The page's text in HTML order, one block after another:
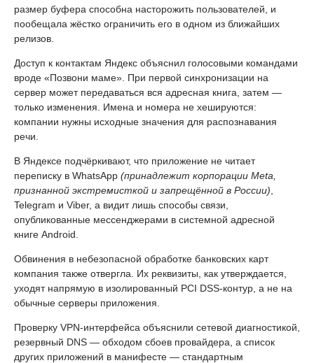
размер буфера способна насторожить пользователей, и
пообещала жёстко ограничить его в одном из ближайших
релизов.
Доступ к контактам Яндекс объяснил голосовыми командами
вроде «Позвони маме». При первой синхронизации на
сервер может передаваться вся адресная книга, затем —
только изменения. Имена и номера не хешируются:
компании нужны исходные значения для распознавания
речи.
В Яндексе подчёркивают, что приложение не читает
переписку в WhatsApp (принадлежит корпорации Meta,
признанной экстремисткой и запрещённой в России)
Telegram и Viber, а видит лишь способы связи,
опубликованные мессенджерами в системной адресной
книге Android.
Обвинения в небезопасной обработке банковских карт
компания также отвергла. Их реквизиты, как утверждается,
уходят напрямую в изолированный PCI DSS-контур, а не на
обычные серверы приложения.
Проверку VPN-интерфейса объяснили сетевой диагностикой,
резервный DNS — обходом сбоев провайдера, а список
других приложений в манифесте — стандартным